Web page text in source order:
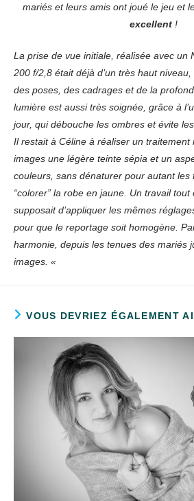
mariés et leurs amis ont joué le jeu et
excellent !
La prise de vue initiale, réalisée avec un
200 f/2,8 était déjà d’un très haut
des poses, des cadrages et de la
lumière est aussi très soignée, grâce à
jour, qui débouche les ombres et évite
Il restait à Céline à réaliser un traitement
images une légère teinte sépia et un
couleurs, sans dénaturer pour autant les
“colorer” la robe en jaune. Un travail
supposait d’appliquer les mêmes
pour que le reportage soit homogène.
harmonie, depuis les tenues des mariés
images. «
VOUS DEVRIEZ ÉGALEMENT